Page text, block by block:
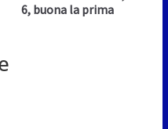
6, buona la prima